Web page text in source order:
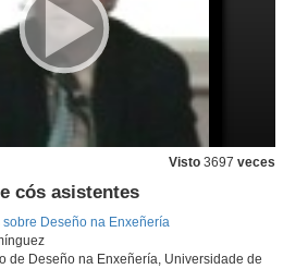
Visto 3697 veces
cós asistentes
sobre Deseño na Enxeñería
de Deseño na Enxeñería, Universidade de